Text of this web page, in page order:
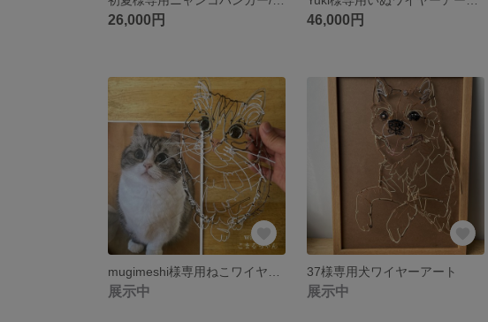
26,000円 46,000円
展示中
37様専用犬ワイヤーアート
展示中